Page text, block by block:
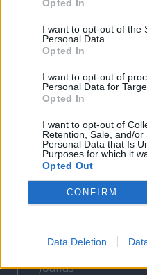
Opted In
I want to opt-out of the
Personal Data.
Opted In
I want to opt-out of
Personal Data for
Opted In
I want to opt-out of
Retention, Sale, and/or
Personal Data that Is
Purposes for which it
Opted Out
CONFIRM
Data Deletion
Sütibeállítások
Médiatér
Liget
Krónika
Bihari Napló
Erdélyi Napló
Főtér
Rádió GaGa
Jóállás